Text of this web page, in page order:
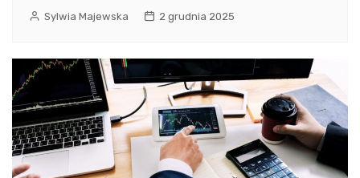
Sylwia Majewska 2 grudnia 2025